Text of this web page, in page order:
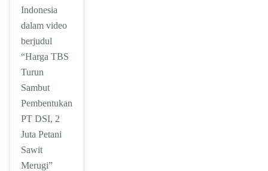
Indonesia
dalam video
berjudul
“Harga TBS
Turun
Sambut
Pembentukan
PT DSI, 2
Juta Petani
Sawit
Merugi”